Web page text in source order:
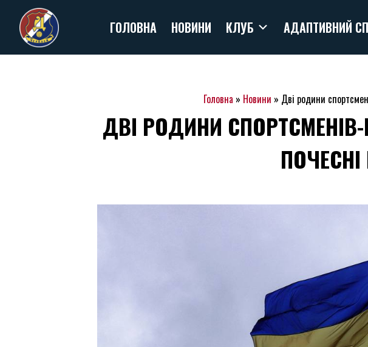
Skip
to
content
ГОЛОВНА НОВИНИ КЛУБ АДАПТИВНИЙ
Головна » Новини » Дві родини
ДВІ РОДИНИ